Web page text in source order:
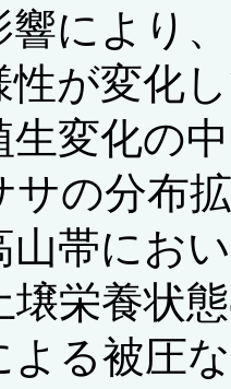
響により
性が変化
生変化の
サの分布
山帯にお
壌栄養状
よる被圧